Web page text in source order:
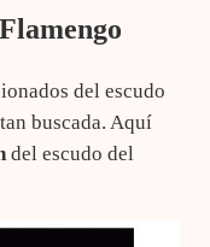
del escudo
buscada. Aquí
del escudo del